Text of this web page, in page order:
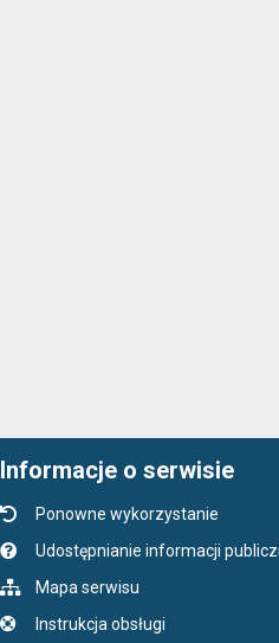
Informacje o serwisie
Ponowne wykorzystanie
Udostępnianie informacji
Mapa serwisu
Instrukcja obsługi